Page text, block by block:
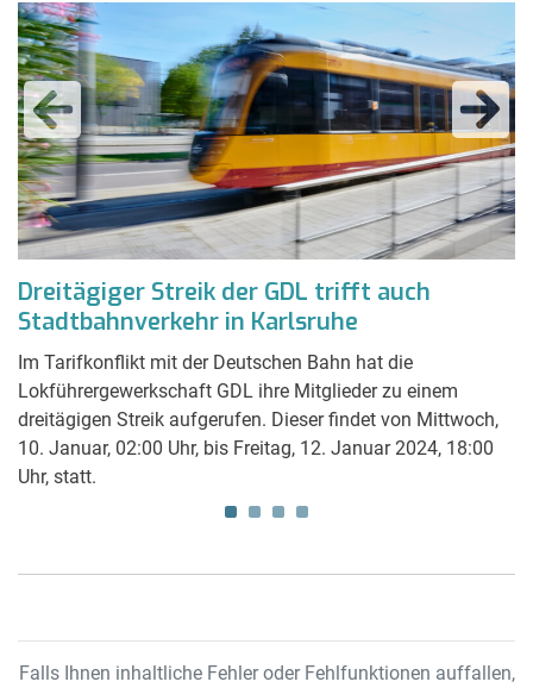
Dreitägiger Streik der GDL trifft auch
Stadtbahnverkehr in Karlsruhe
Im Tarifkonflikt mit der Deutschen Bahn hat die
Lokführergewerkschaft GDL ihre Mitglieder zu einem
dreitägigen Streik aufgerufen. Dieser findet von Mittwoch,
10. Januar, 02:00 Uhr, bis Freitag, 12. Januar 2024, 18:00
Uhr, statt.
Falls Ihnen inhaltliche Fehler oder Fehlfunktionen auffallen,